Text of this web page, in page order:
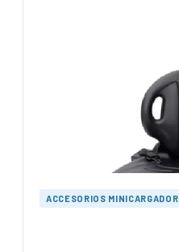
ACCESORIOS MINICARGADOR